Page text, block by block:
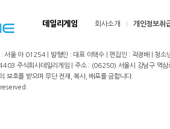
데일리게임 회사소개 개인정보취
: 서울 아 01254 | 발행인 : 대표 이택수 | 편집인 : 곽경배 |
주식회사데일리게임 | 주소 : (06250) 서울시 강남구
보호를 받으며 무단 전재, 복사, 배포를 금합니다.